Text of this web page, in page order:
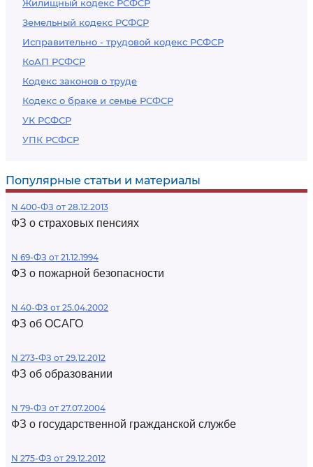
Жилищный кодекс РСФСР
Земельный кодекс РСФСР
Исправительно - трудовой кодекс РСФСР
КоАП РСФСР
Кодекс законов о труде
Кодекс о браке и семье РСФСР
УК РСФСР
УПК РСФСР
Популярные статьи и материалы
N 400-ФЗ от 28.12.2013
ФЗ о страховых пенсиях
N 69-ФЗ от 21.12.1994
ФЗ о пожарной безопасности
N 40-ФЗ от 25.04.2002
ФЗ об ОСАГО
N 273-ФЗ от 29.12.2012
ФЗ об образовании
N 79-ФЗ от 27.07.2004
ФЗ о государственной гражданской службе
N 275-ФЗ от 29.12.2012